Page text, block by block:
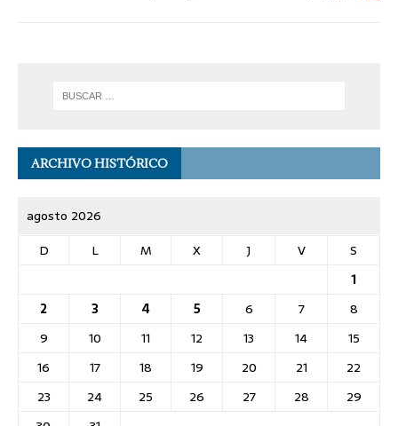
ARCHIVO HISTÓRICO
agosto 2026
D
L M X J V
S
1
2
3 4 5 6 7
8
9
10 11 12 13 14
15
16
17 18 19 20 21
22
23
24 25 26 27 28
29